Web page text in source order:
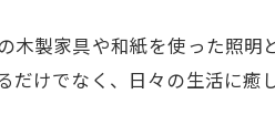
木製家具や和紙を使った照明
けでなく、日々の生活に癒